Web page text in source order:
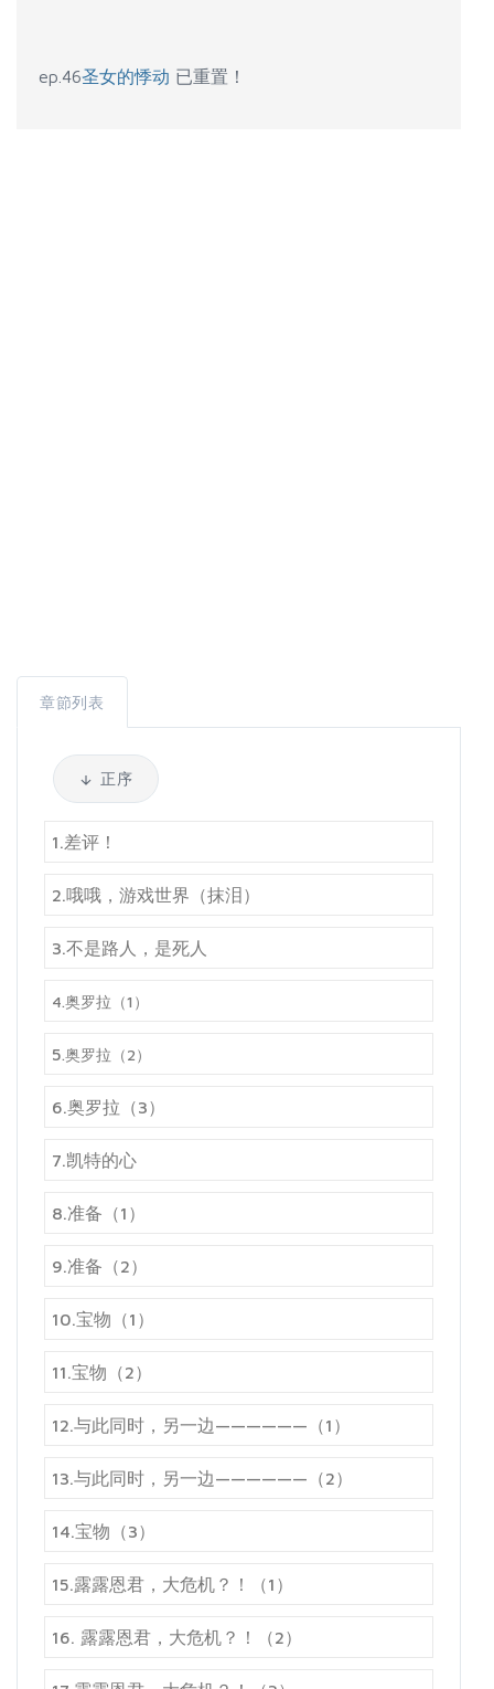
ep.46圣女的悸动 已重置！
章節列表
正序
1.差评！
2.哦哦，游戏世界（抹泪）
3.不是路人，是死人
4.奥罗拉（1）
5.奥罗拉（2）
6.奥罗拉（3）
7.凯特的心
8.准备（1）
9.准备（2）
10.宝物（1）
11.宝物（2）
12.与此同时，另一边——————（1）
13.与此同时，另一边——————（2）
14.宝物（3）
15.露露恩君，大危机？！（1）
16. 露露恩君，大危机？！（2）